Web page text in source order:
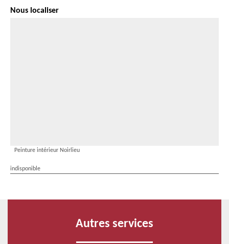
Nous localiser
Peinture intérieur Noirlieu
indisponible
Autres services